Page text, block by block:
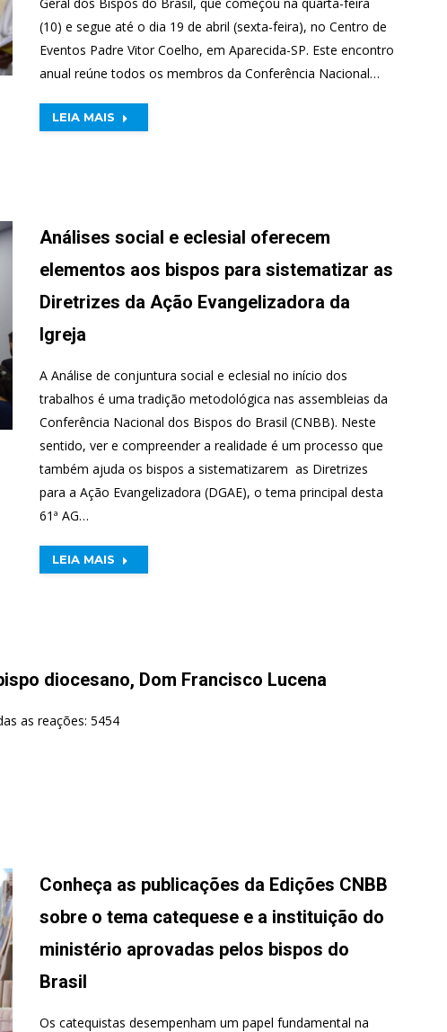
(10) e segue até o dia 19 de abril (sexta-feira), no Centro de
Eventos Padre Vitor Coelho, em Aparecida-SP. Este encontro
anual reúne todos os membros da Conferência Nacional…
LEIA MAIS
Análises social e eclesial oferecem
elementos aos bispos para sistematizar as
Diretrizes da Ação Evangelizadora da
Igreja
A Análise de conjuntura social e eclesial no início dos
trabalhos é uma tradição metodológica nas assembleias da
Conferência Nacional dos Bispos do Brasil (CNBB). Neste
sentido, ver e compreender a realidade é um processo que
também ajuda os bispos a sistematizarem as Diretrizes
para a Ação Evangelizadora (DGAE), o tema principal desta
61ª AG…
LEIA MAIS
diocesano, Dom Francisco Lucena
as reações: 5454
Conheça as publicações da Edições CNBB
sobre o tema catequese e a instituição do
ministério aprovadas pelos bispos do
Brasil
Os catequistas desempenham um papel fundamental na